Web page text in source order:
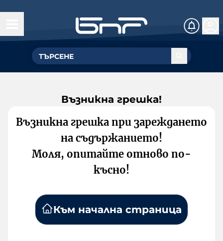
Възникна грешка!
Възникна грешка при зареждането
на съдържанието!
Моля, опитайте отново по-
късно!
Към начална страница